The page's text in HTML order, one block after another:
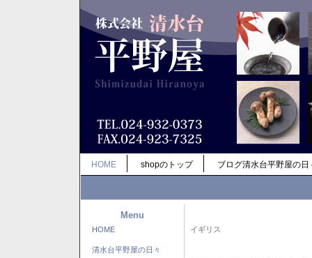
HOME shopのトップ ブログ清水台平野屋の日
Menu
HOME
清水台平野屋の日々
イギリス